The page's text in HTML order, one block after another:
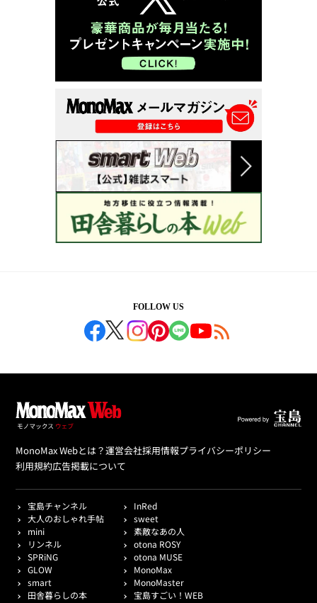
FOLLOW US
MonoMax Webとは？運営会社採用情報プライバシーポリシー
利用規約広告掲載について
宝島チャンネル
InRed
大人のおしゃれ手帖
sweet
mini
素敵なあの人
リンネル
otona ROSY
SPRiNG
otona MUSE
GLOW
MonoMax
smart
MonoMaster
田舎暮らしの本
宝島すごい！WEB